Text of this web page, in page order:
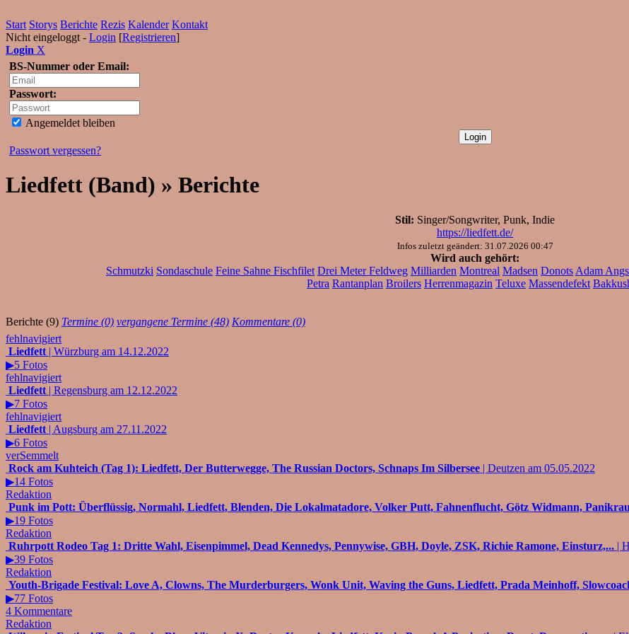
Start Storys Berichte Rezis Kalender Kontakt
Nicht eingeloggt - Login [Registrieren]
Login X
BS-Nummer oder Email:
Passwort:
Angemeldet bleiben
Passwort vergessen?
Liedfett (Band) » Berichte
Stil: Singer/Songwriter, Punk, Indie
https://liedfett.de/
Infos zuletzt geändert: 31.07.2026 00:47
Wird auch gehört:
Schmutzki Sondaschule Feine Sahne Fischfilet Drei Meter Feldweg Milliarden Montreal Madsen Donots Adam
Petra Rantanplan Broilers Herrenmagazin Teluxe Massendefekt
Berichte (9) Termine (0) vergangene Termine (48) Kommentare (0)
fehlnavigiert
Liedfett | Würzburg am 14.12.2022
▶5 Fotos
fehlnavigiert
Liedfett | Regensburg am 12.12.2022
▶7 Fotos
fehlnavigiert
Liedfett | Augsburg am 27.11.2022
▶6 Fotos
verSemmelt
Rock am Kuhteich (Tag 1): Liedfett, Der Butterwegge, The Russian Doctors, Schnaps Im Silbersee | Deutzen am 05.05.2022
▶14 Fotos
Redaktion
Punk im Pott: Überflüssig, Normahl, Liedfett, Blenden, Die Lokalmatadore, Volker Putt, Fahnenflucht, Götz Widmann,
▶19 Fotos
Redaktion
Ruhrpott Rodeo Tag 1: Dritte Wahl, Eisenpimmel, Dead Kennedys, Pennywise, GBH, Doyle, ZSK, Richie Ramone, Einsturz,... |
▶39 Fotos
Redaktion
Youth-Brigade Festival: Love A, Clowns, The Murderburgers, Wonk Unit, Waving the Guns, Liedfett, Prada Meinhoff,
▶77 Fotos
4 Kommentare
Redaktion